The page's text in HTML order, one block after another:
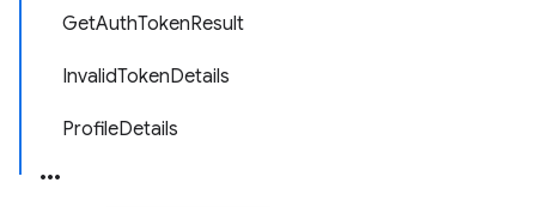
GetAuthTokenResult
InvalidTokenDetails
ProfileDetails